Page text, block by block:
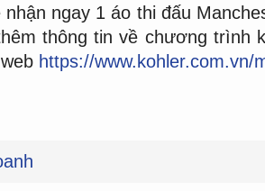
nhận ngay 1 áo thi đấu
thông tin về chương trình
https://www.kohler.com.vn/